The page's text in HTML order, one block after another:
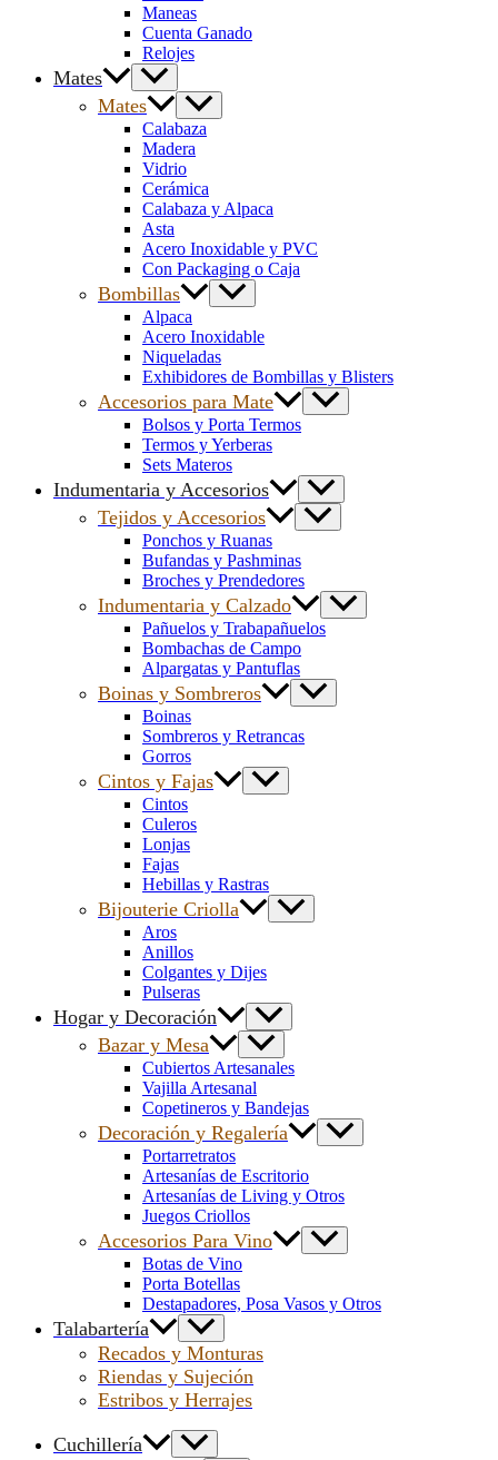
Maneas
Cuenta Ganado
Relojes
Mates
Mates
Calabaza
Madera
Vidrio
Cerámica
Calabaza y Alpaca
Asta
Acero Inoxidable y PVC
Con Packaging o Caja
Bombillas
Alpaca
Acero Inoxidable
Niqueladas
Exhibidores de Bombillas y Blisters
Accesorios para Mate
Bolsos y Porta Termos
Termos y Yerberas
Sets Materos
Indumentaria y Accesorios
Tejidos y Accesorios
Ponchos y Ruanas
Bufandas y Pashminas
Broches y Prendedores
Indumentaria y Calzado
Pañuelos y Trabapañuelos
Bombachas de Campo
Alpargatas y Pantuflas
Boinas y Sombreros
Boinas
Sombreros y Retrancas
Gorros
Cintos y Fajas
Cintos
Culeros
Lonjas
Fajas
Hebillas y Rastras
Bijouterie Criolla
Aros
Anillos
Colgantes y Dijes
Pulseras
Hogar y Decoración
Bazar y Mesa
Cubiertos Artesanales
Vajilla Artesanal
Copetineros y Bandejas
Decoración y Regalería
Portarretratos
Artesanías de Escritorio
Artesanías de Living y Otros
Juegos Criollos
Accesorios Para Vino
Botas de Vino
Porta Botellas
Destapadores, Posa Vasos y Otros
Talabartería
Recados y Monturas
Riendas y Sujeción
Estribos y Herrajes
Cuchillería